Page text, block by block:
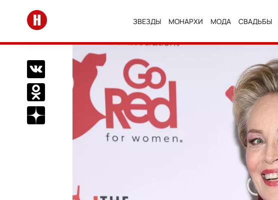
Перейти на главную
ЗВЕЗДЫ МОНАРХИ МОДА СВАДЬБЫ
Поделиться Вконтакте
Поделиться в Одноклассниках
Подписаться на нас в Дзен